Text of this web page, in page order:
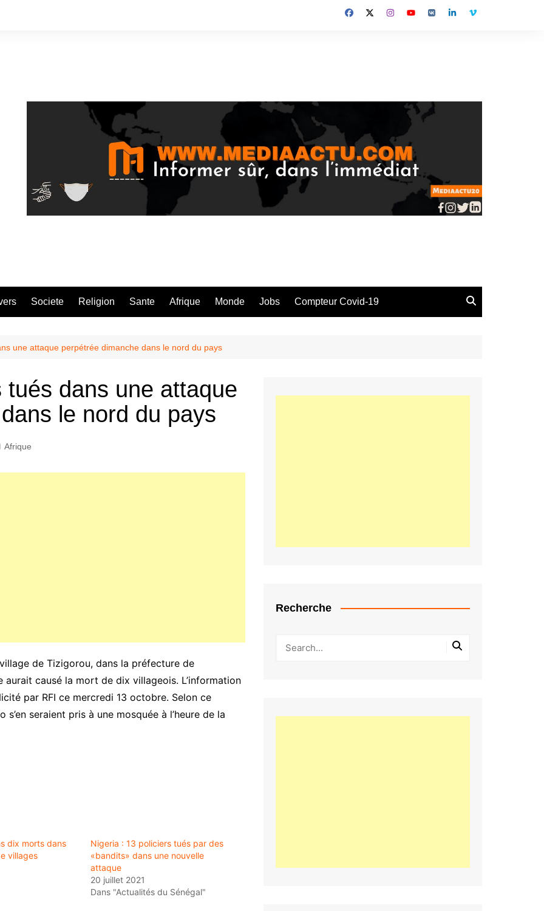
Societe Religion Sante Afrique Monde Jobs Compteur Covid-19
une attaque perpétrée dimanche dans le nord du pays
dans une attaque
le nord du pays
Afrique
de Tizigorou, dans la préfecture de
causé la mort de dix villageois. L’information
par RFI ce mercredi 13 octobre. Selon ce
seraient pris à une mosquée à l’heure de la
dix morts dans
villages
Nigeria : 13 policiers tués par des
«bandits» dans une nouvelle
attaque
20 juillet 2021
Dans "Actualités du Sénégal"
Recherche